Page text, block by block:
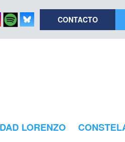
CONTACTO
LORENZO